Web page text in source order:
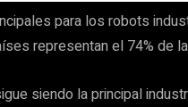
para los robots
representan el 74% de
siendo la principal